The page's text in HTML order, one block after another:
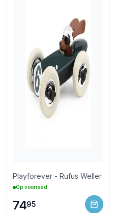
Playforever - Rufus Weller
Op voorraad
7495